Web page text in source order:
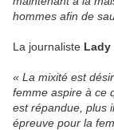
hommes afin de
La journaliste Lady
« La mixité est
femme aspire à ce
est répandue, plus
épreuve pour la